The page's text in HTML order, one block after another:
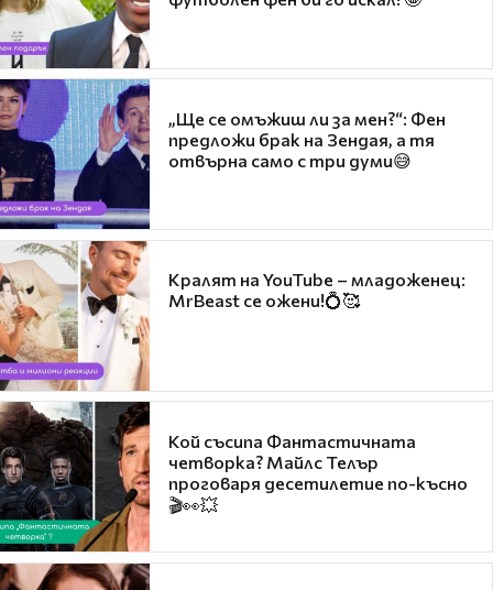
„Ще се омъжиш ли за мен?“: Фен
предложи брак на Зендая, а тя
отвърна само с три думи😅
Кралят на YouTube – младоженец:
MrBeast се ожени!💍🥰
Кой съсипа Фантастичната
четворка? Майлс Телър
проговаря десетилетие по-късно
🎬👀💥